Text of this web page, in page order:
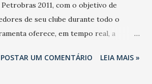
2011, com o objetivo de
de seu clube durante todo o
oferece, em tempo real, a
escalação, notícias prévias e resultados.
POSTAR UM COMENTÁRIO LEIA MAIS »